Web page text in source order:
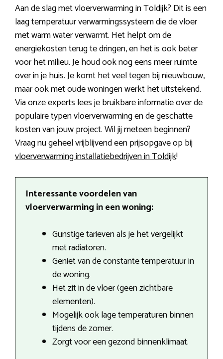
Aan de slag met vloerverwarming in Toldijk? Dit is een
laag temperatuur verwarmingssysteem die de vloer
met warm water verwarmt. Het helpt om de
energiekosten terug te dringen, en het is ook beter
voor het milieu. Je houd ook nog eens meer ruimte
over in je huis. Je komt het veel tegen bij nieuwbouw,
maar ook met oude woningen werkt het uitstekend.
Via onze experts lees je bruikbare informatie over de
populaire typen vloerverwarming en de geschatte
kosten van jouw project. Wil jij meteen beginnen?
Vraag nu geheel vrijblijvend een prijsopgave op bij
vloerverwarming installatiebedrijven in Toldijk!
Interessante voordelen van
vloerverwarming in een woning:
Gunstige tarieven als je het vergelijkt
met radiatoren.
Geniet van de constante temperatuur in
de woning.
Het zit in de vloer (geen zichtbare
elementen).
Mogelijk ook lage temperaturen binnen
tijdens de zomer.
Zorgt voor een gezond binnenklimaat.